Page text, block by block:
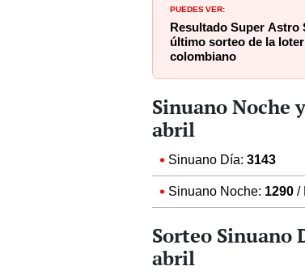
PUEDES VER:
Resultado Super Astro
último sorteo de la
colombiano
Sinuano Noche
abril
Sinuano Día: 3143
Sinuano Noche: 1290 /
Sorteo Sinuano
abril